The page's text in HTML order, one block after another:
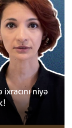
ixracını niyə